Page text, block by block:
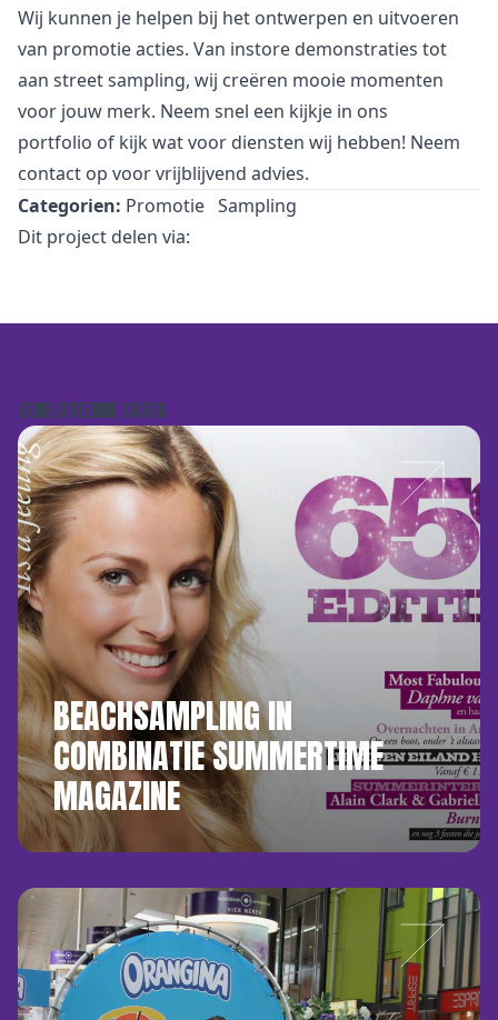
Wij kunnen je helpen bij het ontwerpen en uitvoeren
van promotie acties. Van instore demonstraties tot
aan street sampling, wij creëren mooie momenten
voor jouw merk. Neem snel een kijkje in ons
portfolio of kijk wat voor diensten wij hebben! Neem
contact op voor vrijblijvend advies.
Categorien: Promotie Sampling
Dit project delen via:
GERELATEERDE CASES
BEACHSAMPLING IN
COMBINATIE SUMMERTIME
MAGAZINE